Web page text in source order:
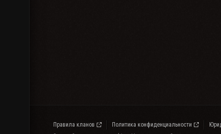
Правила кланов Политика конфиденциальности